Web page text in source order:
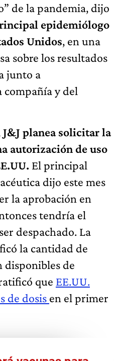
de la pandemia, dijo
epidemiólogo
Unidos, en una
sobre los resultados
junto a
compañía y del
planea solicitar la
autorización de uso
El principal
dijo este mes
la aprobación en
tendría el
despachado. La
la cantidad de
disponibles de
que EE.UU.
de dosis en el primer